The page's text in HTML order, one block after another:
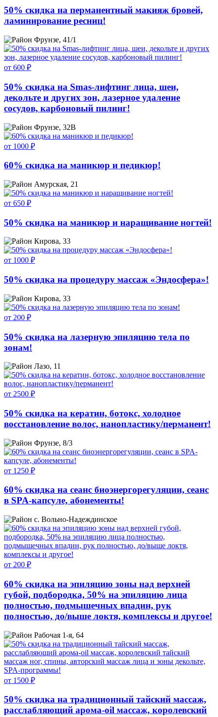
50% скидка на перманентный макияж бровей,
ламинирование ресниц!
Фрунзе, 41/1
от 600 ₽
50% скидка на Smas-лифтинг лица, шеи,
декольте и других зон, лазерное удаление
сосудов, карбоновый пилинг!
Фрунзе, 32В
от 1000 ₽
60% скидка на маникюр и педикюр!
Амурская, 21
от 650 ₽
50% скидка на маникюр и наращивание ногтей!
Кирова, 33
от 1000 ₽
50% скидка на процедуру массаж «Эндосфера»!
Кирова, 33
от 200 ₽
50% скидка на лазерную эпиляцию тела по
зонам!
Лазо, 11
от 2500 ₽
50% скидка на кератин, ботокс, холодное
восстановление волос, нанопластику/перманент!
Фрунзе, 8/3
от 1250 ₽
60% скидка на сеанс биоэнергорегуляции, сеанс
в SPA-капсуле, абонементы!
с. Вольно-Надеждинское
от 200 ₽
60% скидка на эпиляцию зоны над верхней
губой, подбородка, 50% на эпиляцию лица
полностью, подмышечных впадин, рук
полностью, до/выше локтя, комплексы и другое!
Рабочая 1-я, 64
от 1500 ₽
50% скидка на традиционный тайский массаж,
расслабляющий арома-oil массаж, королевский